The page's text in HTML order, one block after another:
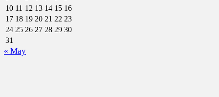
10 11 12 13 14 15 16
17 18 19 20 21 22 23
24 25 26 27 28 29 30
31
« May